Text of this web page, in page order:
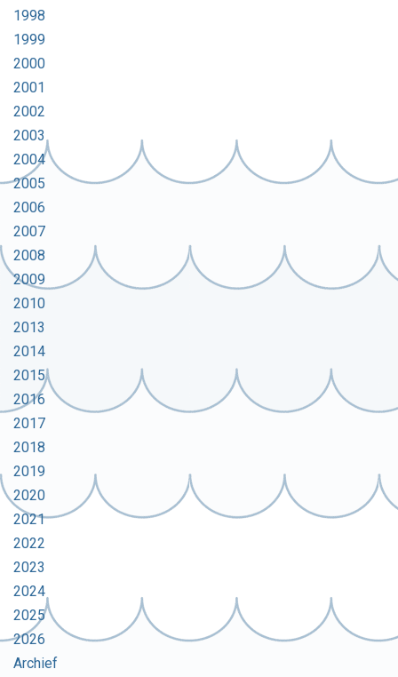
1998
1999
2000
2001
2002
2003
2004
2005
2006
2007
2008
2009
2010
2013
2014
2015
2016
2017
2018
2019
2020
2021
2022
2023
2024
2025
2026
Archief